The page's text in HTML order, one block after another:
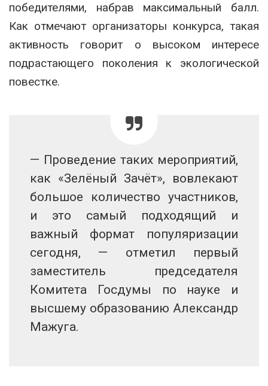
победителями, набрав максимальный балл.
Как отмечают организаторы конкурса, такая
активность говорит о высоком интересе
подрастающего поколения к экологической
повестке.
— Проведение таких мероприятий,
как «Зелёный Зачёт», вовлекают
большое количество участников,
и это самый подходящий и
важный формат популяризации
сегодня, — отметил первый
заместитель председателя
Комитета Госдумы по науке и
высшему образованию Александр
Мажуга.